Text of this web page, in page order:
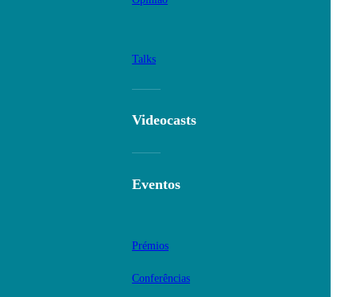
Talks
Videocasts
Eventos
Prémios
Conferências